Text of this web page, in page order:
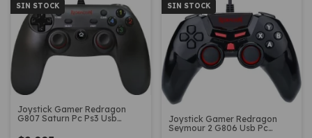
SIN STOCK
Joystick Gamer Redragon
G807 Saturn Pc Ps3 Usb
SIN STOCK
Joystick Gamer Redragon
Seymour 2 G806 Usb Pc